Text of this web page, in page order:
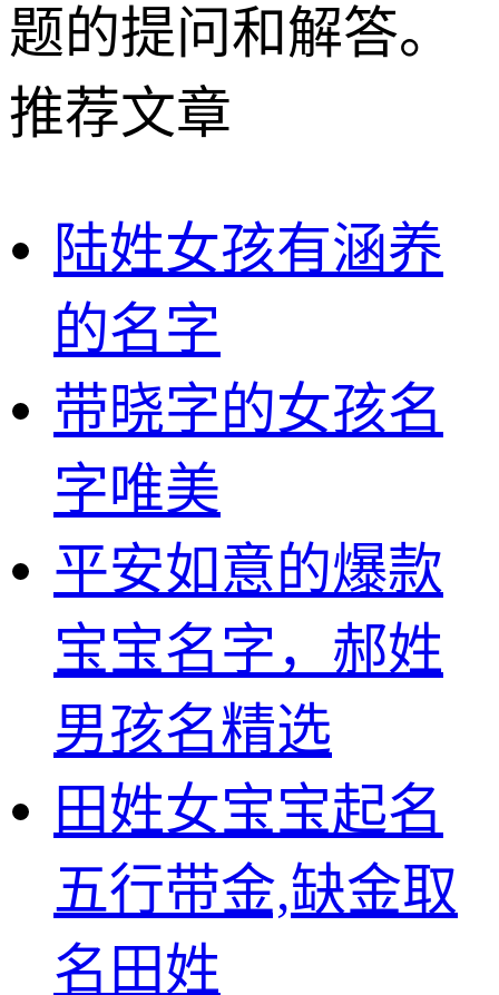
题的提问和解答。
推荐文章
陆姓女孩有涵养
的名字
带晓字的女孩名
字唯美
平安如意的爆款
宝宝名字，郝姓
男孩名精选
田姓女宝宝起名
五行带金,缺金取
名田姓